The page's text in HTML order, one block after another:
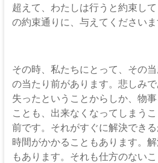
超えて、わたしは行うと約束し
の約束通りに、与えてくださいま
その時、私たちにとって、その
の当たり前があります。悲しみで
失ったということからしか、物
ことも、出来なくなってしまう
前です。それがすぐに解決でき
時間がかかることもあります。
もあります。それも仕方のない